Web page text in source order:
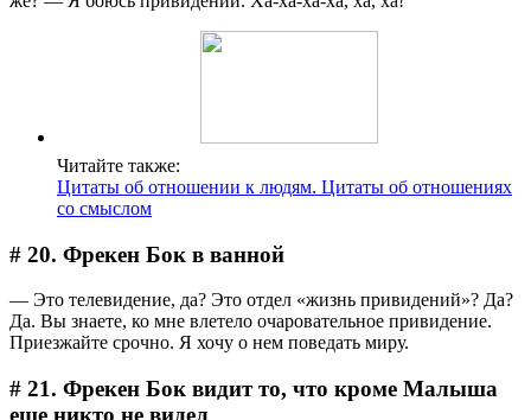
Читайте также:
Цитаты об отношении к людям. Цитаты об отношениях
со смыслом
# 20. Фрекен Бок в ванной
― Это телевидение, да? Это отдел «жизнь привидений»? Да?
Да. Вы знаете, ко мне влетело очаровательное привидение.
Приезжайте срочно. Я хочу о нем поведать миру.
# 21. Фрекен Бок видит то, что кроме Малыша
еще никто не видел